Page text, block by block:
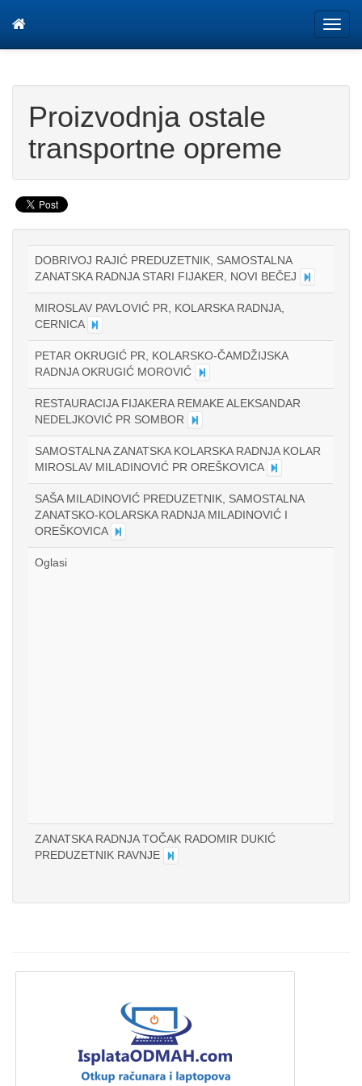
Proizvodnja ostale
transportne opreme
DOBRIVOJ RAJIĆ PREDUZETNIK, SAMOSTALNA
ZANATSKA RADNJA STARI FIJAKER, NOVI BEČEJ
MIROSLAV PAVLOVIĆ PR, KOLARSKA RADNJA,
CERNICA
PETAR OKRUGIĆ PR, KOLARSKO-ČAMDŽIJSKA
RADNJA OKRUGIĆ MOROVIĆ
RESTAURACIJA FIJAKERA REMAKE ALEKSANDAR
NEDELJKOVIĆ PR SOMBOR
SAMOSTALNA ZANATSKA KOLARSKA RADNJA KOLAR
MIROSLAV MILADINOVIĆ PR OREŠKOVICA
SAŠA MILADINOVIĆ PREDUZETNIK, SAMOSTALNA
ZANATSKO-KOLARSKA RADNJA MILADINOVIĆ I
OREŠKOVICA
Oglasi
ZANATSKA RADNJA TOČAK RADOMIR DUKIĆ
PREDUZETNIK RAVNJE